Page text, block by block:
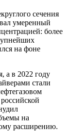
сечения
умеренный
более
на фоне
а в 2022 году
стали
на
расширению.